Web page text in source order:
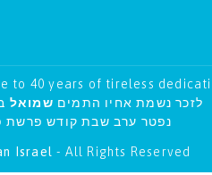
to 40 years of tireless
לזכר נשמת אחיו התמים שמואל
נפטר ערב שבת קודש פרשת
Israel- All Rights Reserved